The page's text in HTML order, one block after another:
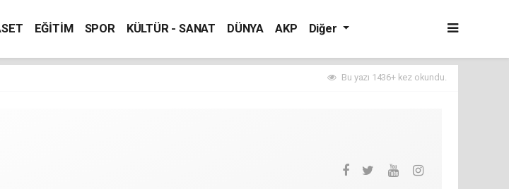
EĞİTİM SPOR KÜLTÜR - SANAT DÜNYA AKP Diğer
Bu yazı 1436+ kez okundu.